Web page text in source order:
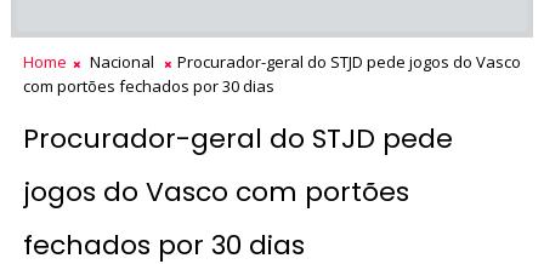
Home Nacional
Procurador-geral do STJD pede jogos do Vasco
com portões fechados por 30 dias
Procurador-geral do STJD pede
jogos do Vasco com portões
fechados por 30 dias